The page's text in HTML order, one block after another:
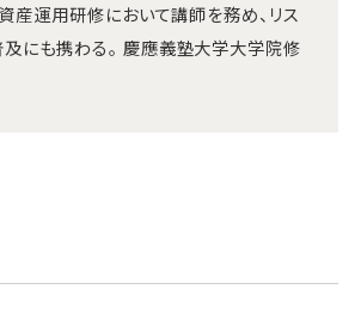
産運用研修において講師を務め、リス
にも携わる。 慶應義塾大学大学院修